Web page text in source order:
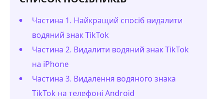
Частина 1. Найкращий спосіб видалити
водяний знак TikTok
Частина 2. Видалити водяний знак TikTok
на iPhone
Частина 3. Видалення водяного знака
TikTok на телефоні Android